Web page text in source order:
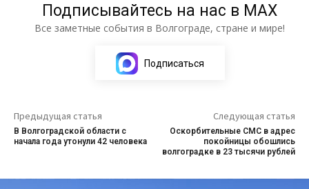
Подписывайтесь на нас в МАХ
Все заметные события в Волгограде, стране и мире!
Подписаться
Предыдущая статья
В Волгоградской области с
начала года утонули 42 человека
Следующая статья
Оскорбительные СМС в адрес
покойницы обошлись
волгоградке в 23 тысячи рублей